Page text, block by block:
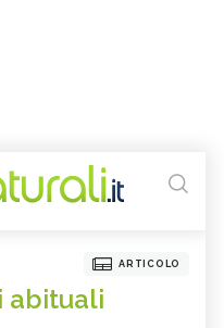
ARTICOLO
abituali